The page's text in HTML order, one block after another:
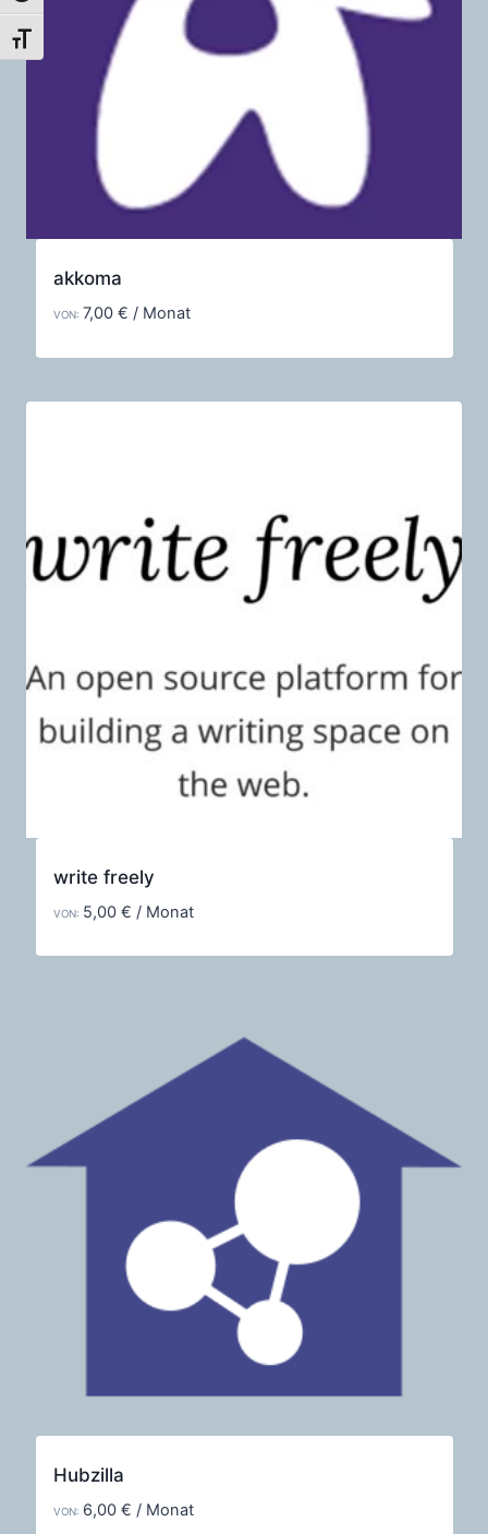
Schrift vergrößern
akkoma
VON: 7,00 € / Monat
write freely
VON: 5,00 € / Monat
Hubzilla
VON: 6,00 € / Monat